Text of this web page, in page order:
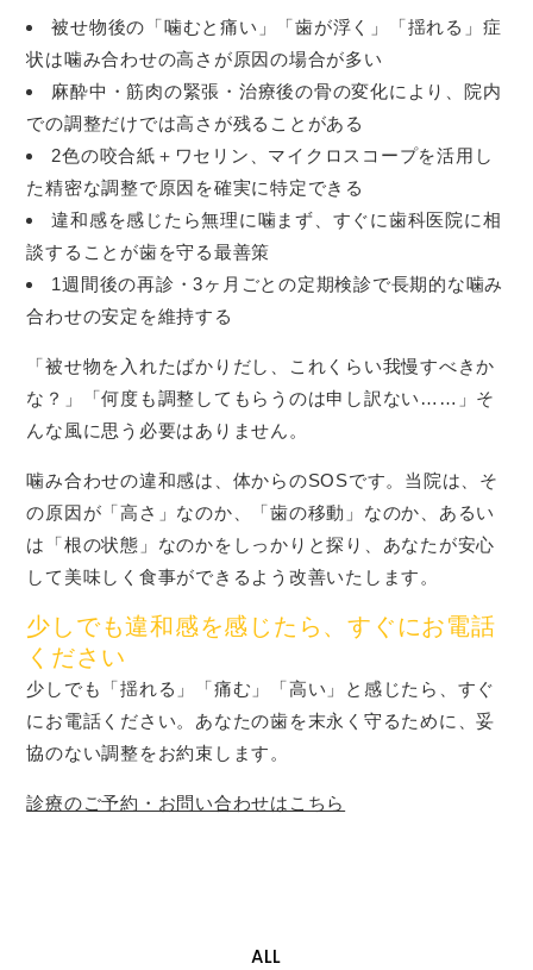
被せ物後の「噛むと痛い」「歯が浮く」「揺れる」症
状は噛み合わせの高さが原因の場合が多い
麻酔中・筋肉の緊張・治療後の骨の変化により、院内
での調整だけでは高さが残ることがある
2色の咬合紙＋ワセリン、マイクロスコープを活用し
た精密な調整で原因を確実に特定できる
違和感を感じたら無理に噛まず、すぐに歯科医院に相
談することが歯を守る最善策
1週間後の再診・3ヶ月ごとの定期検診で長期的な噛み
合わせの安定を維持する
「被せ物を入れたばかりだし、これくらい我慢すべきか
な？」「何度も調整してもらうのは申し訳ない……」そ
んな風に思う必要はありません。
噛み合わせの違和感は、体からのSOSです。当院は、そ
の原因が「高さ」なのか、「歯の移動」なのか、あるい
は「根の状態」なのかをしっかりと探り、あなたが安心
して美味しく食事ができるよう改善いたします。
少しでも違和感を感じたら、すぐにお電話
ください
少しでも「揺れる」「痛む」「高い」と感じたら、すぐ
にお電話ください。あなたの歯を末永く守るために、妥
協のない調整をお約束します。
診療のご予約・お問い合わせはこちら
ALL